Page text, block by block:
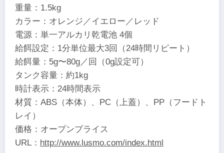
重量：1.5kg
カラー：オレンジ／イエロー／レッド
電源：単一アルカリ乾電池 4個
給餌設定：1分単位最大3回（24時間リピート）
給餌量：5g〜80g／回（0g設定可）
タンク容量：約1kg
時計表示：24時間表示
材質：ABS（本体）、PC（上蓋）、PP（フードト
レイ）
価格：オープンプライス
URL： http://www.lusmo.com/index.html